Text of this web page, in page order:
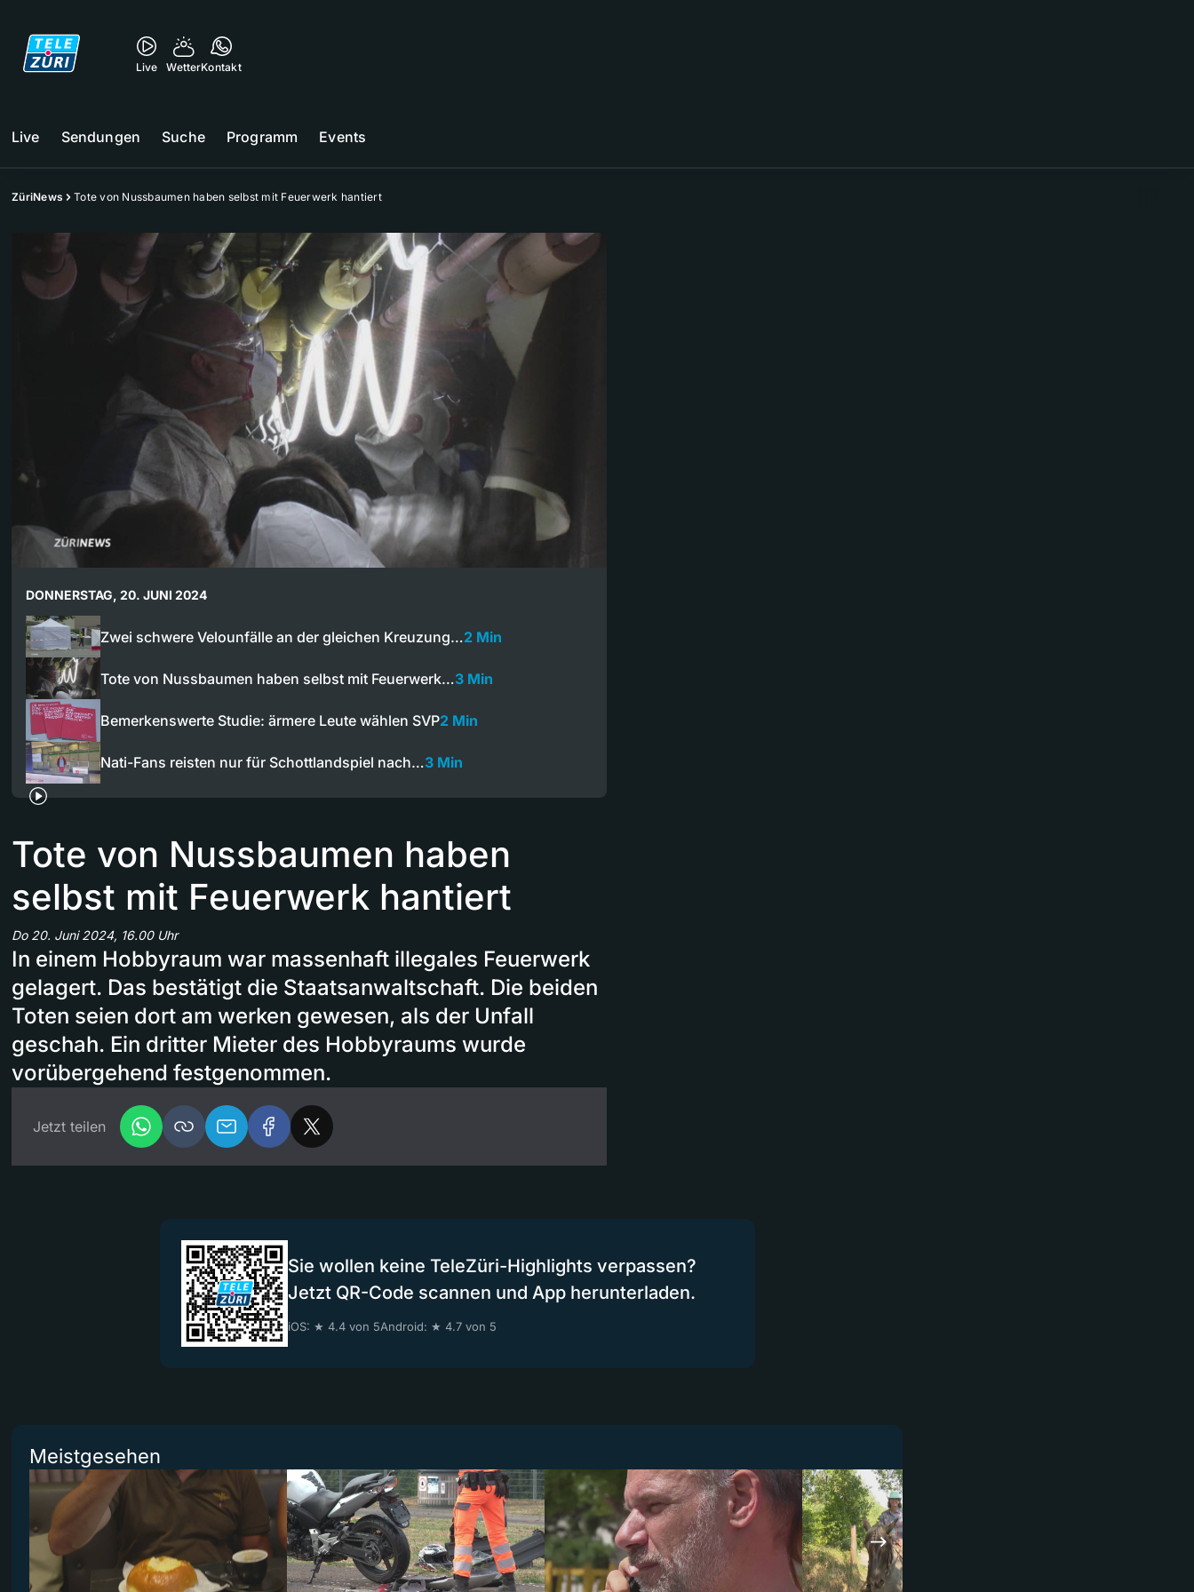
Live WetterKontakt
Live Sendungen Suche Programm Events
ZüriNews Tote von Nussbaumen haben selbst mit Feuerwerk hantiert
DONNERSTAG, 20. JUNI 2024
Zwei schwere Velounfälle an der gleichen Kreuzung…2 Min
Tote von Nussbaumen haben selbst mit Feuerwerk…3 Min
Bemerkenswerte Studie: ärmere Leute wählen SVP2 Min
Nati-Fans reisten nur für Schottlandspiel nach…3 Min
Tote von Nussbaumen haben
selbst mit Feuerwerk hantiert
Do 20. Juni 2024, 16.00 Uhr
In einem Hobbyraum war massenhaft illegales Feuerwerk
gelagert. Das bestätigt die Staatsanwaltschaft. Die beiden
Toten seien dort am werken gewesen, als der Unfall
geschah. Ein dritter Mieter des Hobbyraums wurde
vorübergehend festgenommen.
Jetzt teilen
Sie wollen keine TeleZüri-Highlights verpassen?
Jetzt QR-Code scannen und App herunterladen.
iOS: ★ 4.4 von 5Android: ★ 4.7 von 5
Meistgesehen